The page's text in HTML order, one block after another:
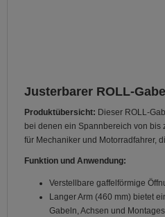
Justerbarer ROLL-
Produktübersicht: Dieser ROLL-
bei denen ein Spannbereich von bis
für Mechaniker und Motorradfahrer,
Funktion und Anwendung:
Verstellbare gaffelförmige
Langer Arm (460 mm) bietet
Gabeln, Achsen und